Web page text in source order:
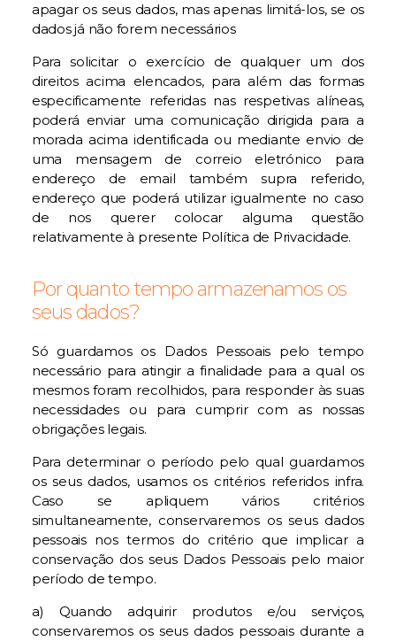
apagar os seus dados, mas apenas limitá-los, se os
dados já não forem necessários
Para solicitar o exercício de qualquer um dos
direitos acima elencados, para além das formas
especificamente referidas nas respetivas alíneas,
poderá enviar uma comunicação dirigida para a
morada acima identificada ou mediante envio de
uma mensagem de correio eletrónico para
endereço de email também supra referido,
endereço que poderá utilizar igualmente no caso
de nos querer colocar alguma questão
relativamente à presente Política de Privacidade.
Por quanto tempo armazenamos os
seus dados?
Só guardamos os Dados Pessoais pelo tempo
necessário para atingir a finalidade para a qual os
mesmos foram recolhidos, para responder às suas
necessidades ou para cumprir com as nossas
obrigações legais.
Para determinar o período pelo qual guardamos
os seus dados, usamos os critérios referidos infra.
Caso se apliquem vários critérios
simultaneamente, conservaremos os seus dados
pessoais nos termos do critério que implicar a
conservação dos seus Dados Pessoais pelo maior
período de tempo.
a) Quando adquirir produtos e/ou serviços,
conservaremos os seus dados pessoais durante a